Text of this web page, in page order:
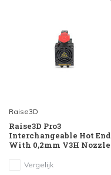
Raise3D
Raise3D Pro3
Interchangeable Hot End
With 0,2mm V3H Nozzle
Vergelijk